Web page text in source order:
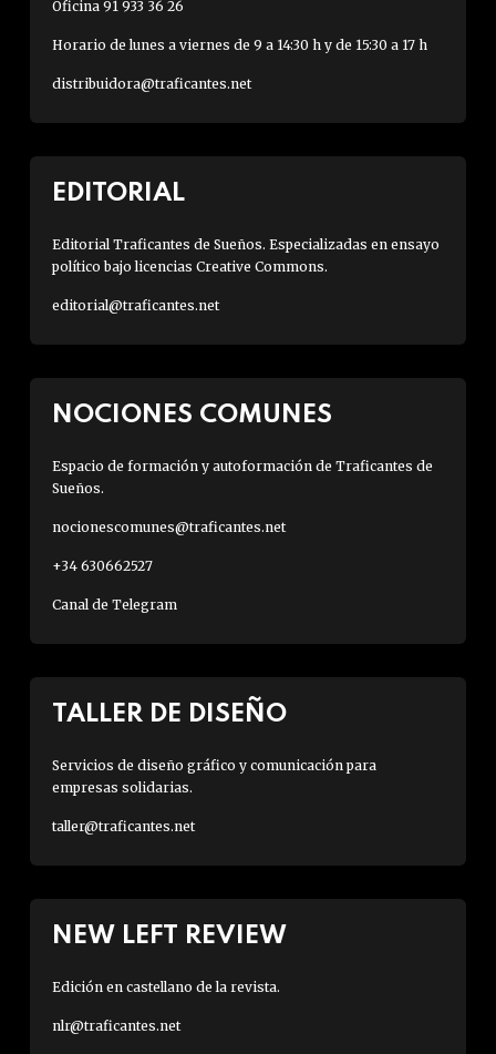
Oficina 91 933 36 26
Horario de lunes a viernes de 9 a 14:30 h y de 15:30 a 17 h
distribuidora@traficantes.net
EDITORIAL
Editorial Traficantes de Sueños. Especializadas en ensayo
político bajo licencias Creative Commons.
editorial@traficantes.net
NOCIONES COMUNES
Espacio de formación y autoformación de Traficantes de
Sueños.
nocionescomunes@traficantes.net
+34 630662527
Canal de Telegram
TALLER DE DISEÑO
Servicios de diseño gráfico y comunicación para
empresas solidarias.
taller@traficantes.net
NEW LEFT REVIEW
Edición en castellano de la revista.
nlr@traficantes.net